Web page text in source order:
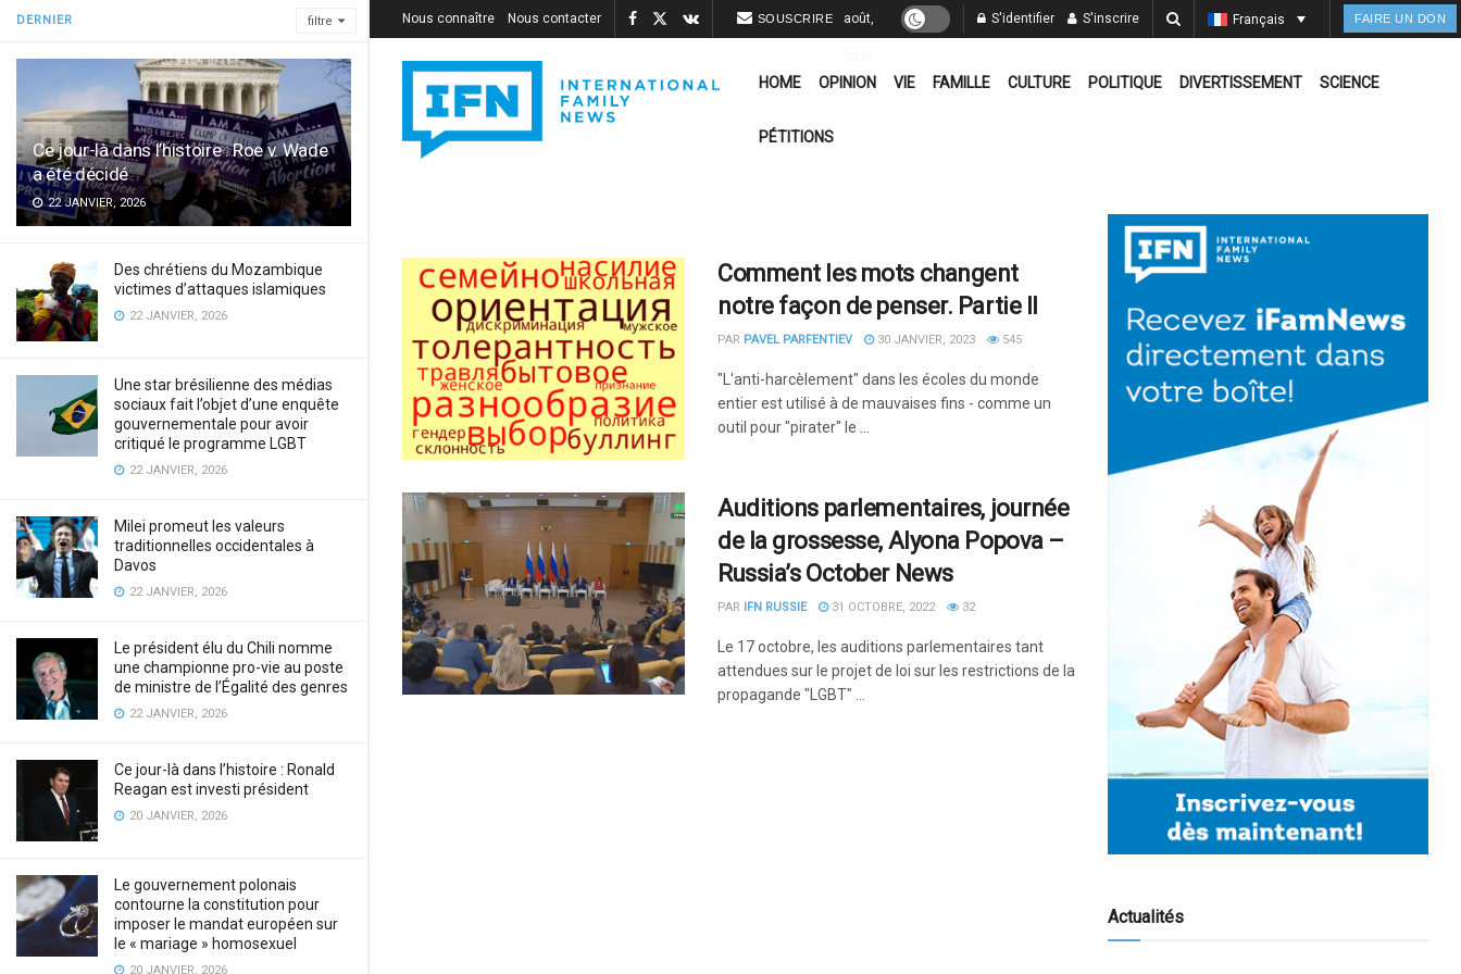
DERNIER filtre
Ce jour-là dans l’histoire : Roe v. Wade
a été décidé
22 JANVIER, 2026
Des chrétiens du Mozambique
victimes d’attaques islamiques
22 JANVIER, 2026
Une star brésilienne des médias
sociaux fait l’objet d’une enquête
gouvernementale pour avoir
critiqué le programme LGBT
22 JANVIER, 2026
Milei promeut les valeurs
traditionnelles occidentales à
Davos
22 JANVIER, 2026
Le président élu du Chili nomme
une championne pro-vie au poste
de ministre de l’Égalité des genres
22 JANVIER, 2026
Ce jour-là dans l’histoire : Ronald
Reagan est investi président
20 JANVIER, 2026
Le gouvernement polonais
contourne la constitution pour
imposer le mandat européen sur
le « mariage » homosexuel
20 JANVIER, 2026
Nous connaître Nous contacter SOUSCRIRE août, S'identifier S'inscrire Français FAIRE UN DON
HOME OPINION VIE FAMILLE CULTURE POLITIQUE DIVERTISSEMENT SCIENCE
PÉTITIONS
Comment les mots changent
notre façon de penser. Partie II
PAR PAVEL PARFENTIEV 30 JANVIER, 2023 545
"L'anti-harcèlement" dans les écoles du monde
entier est utilisé à de mauvaises fins - comme un
outil pour "pirater" le ...
Auditions parlementaires, journée
de la grossesse, Alyona Popova –
Russia’s October News
PAR IFN RUSSIE 31 OCTOBRE, 2022 32
Le 17 octobre, les auditions parlementaires tant
attendues sur le projet de loi sur les restrictions de la
propagande "LGBT" ...
Actualités